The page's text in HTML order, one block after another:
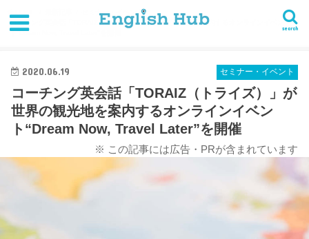
search
セミナー・イベント
コーチング英会話「TORAIZ（トライズ）」が世界の観光地を案内するオンラインイベン
ト“Dream Now, Travel Later"を開催
セミナー・イベント
2020.06.19
コーチング英会話「TORAIZ（トライズ）」が
世界の観光地を案内するオンラインイベン
ト“Dream Now, Travel Later”を開催
※ この記事には広告・PRが含まれています